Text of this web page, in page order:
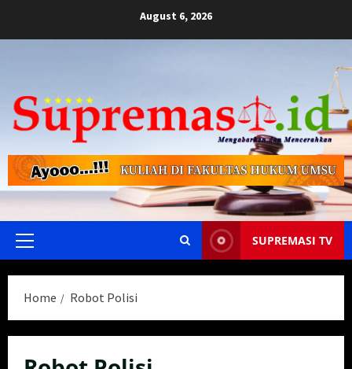
August 6, 2026
Primary
SUPREMASI TV
Home Robot Polisi